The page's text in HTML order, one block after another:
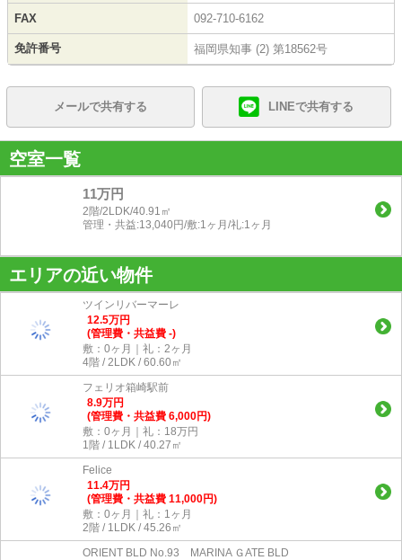
FAX 092-710-6162
免許番号 福岡県知事 (2) 第18562号
メールで共有する LINEで共有する
空室一覧
11万円
2階/2LDK/40.91㎡
管理・共益:13,040円/敷:1ヶ月/礼:1ヶ月
エリアの近い物件
ツインリバーマーレ
12.5万円
(管理費・共益費 -)
敷：0ヶ月｜礼：2ヶ月
4階 / 2LDK / 60.60㎡
フェリオ箱崎駅前
8.9万円
(管理費・共益費 6,000円)
敷：0ヶ月｜礼：18万円
1階 / 1LDK / 40.27㎡
Felice
11.4万円
(管理費・共益費 11,000円)
敷：0ヶ月｜礼：1ヶ月
2階 / 1LDK / 45.26㎡
ORIENT BLD No.93 MARINA ＧATE BLD